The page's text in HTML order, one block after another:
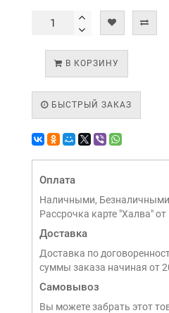
В КОРЗИНУ
БЫСТРЫЙ ЗАКАЗ
Оплата
Наличными,
Рассрочка карте "Халва"
Доставка
Доставка по
суммы заказа начиная от
Самовывоз
Вы можете забрать этот